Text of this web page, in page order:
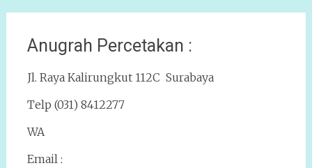
Anugrah Percetakan :
Jl. Raya Kalirungkut 112C Surabaya
Telp (031) 8412277
WA
Email :